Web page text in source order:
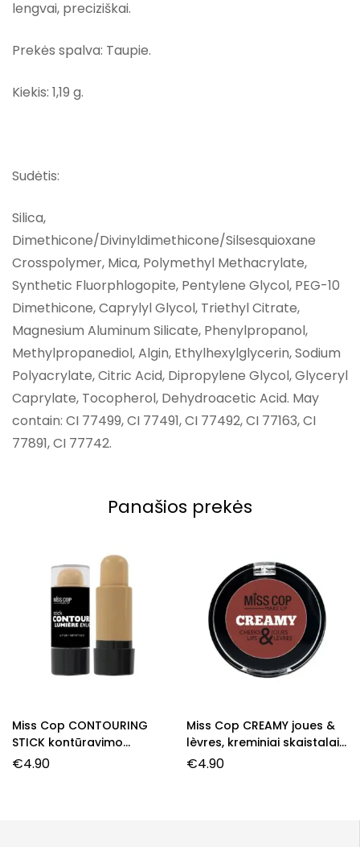
lengvai, preciziškai.
Prekės spalva: Taupie.
Kiekis: 1,19 g.
Sudėtis:
Silica,
Dimethicone/Divinyldimethicone/Silsesquioxane
Crosspolymer, Mica, Polymethyl Methacrylate,
Synthetic Fluorphlogopite, Pentylene Glycol, PEG-10
Dimethicone, Caprylyl Glycol, Triethyl Citrate,
Magnesium Aluminum Silicate, Phenylpropanol,
Methylpropanediol, Algin, Ethylhexylglycerin, Sodium
Polyacrylate, Citric Acid, Dipropylene Glycol, Glyceryl
Caprylate, Tocopherol, Dehydroacetic Acid. May
contain: CI 77499, CI 77491, CI 77492, CI 77163, CI
77891, CI 77742.
Panašios prekės
Miss Cop CONTOURING
STICK kontūravimo
pieštukas, 01 – Lumière, 6,7
€4.90
Miss Cop CREAMY joues &
lèvres, kreminiai skaistalai,
01- Nude Mood, 3 g.
€4.90